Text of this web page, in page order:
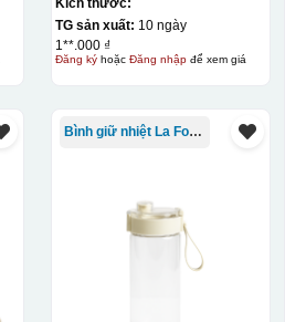
Kích thước:
TG sản xuất: 10 ngày
1**.000 ₫
Đăng kýhoặc Đăng nhậpđể xem giá
Bình giữ nhiệt La Fonte